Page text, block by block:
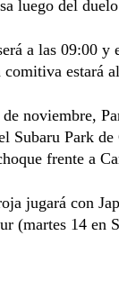
luego del
a las 09:00 y
estará
noviembre,
Subaru Park
frente a
jugará con
(martes 14 en